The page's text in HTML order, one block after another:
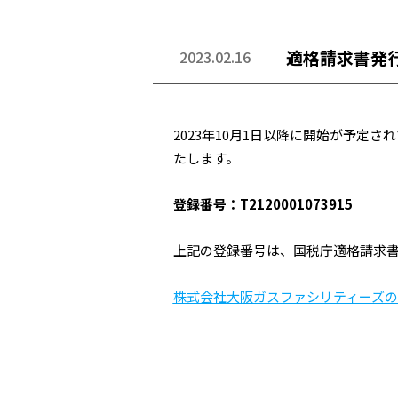
2023.02.16 適格請求書発
2023年10月1日以降に開始が予定さ
たします。
登録番号：T2120001073915
上記の登録番号は、国税庁適格請求
株式会社大阪ガスファシリティーズ